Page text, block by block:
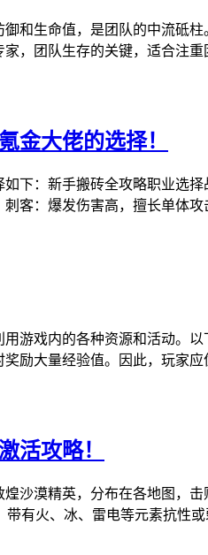
和生命值，是团队的中流砥
，团队生存的关键，适合注
金大佬的选择！
下：新手搬砖全攻略职业选
客：爆发伤害高，擅长单体
游戏内的各种资源和活动。
励大量经验值。因此，玩家
活攻略！
沙漠精英，分布在各地图，
有火、冰、雷电等元素抗性